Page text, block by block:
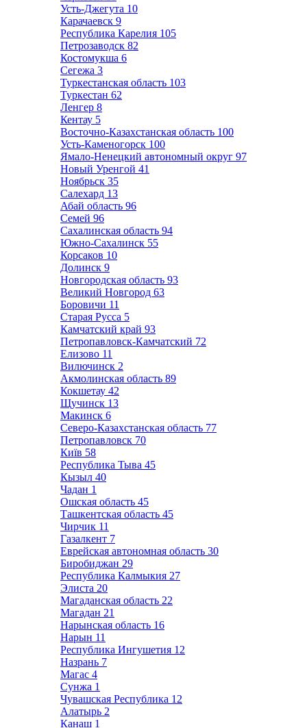
Усть-Джегута 10
Карачаевск 9
Республика Карелия 105
Петрозаводск 82
Костомукша 6
Сегежа 3
Туркестанская область 103
Туркестан 62
Ленгер 8
Кентау 5
Восточно-Казахстанская область 100
Усть-Каменогорск 100
Ямало-Ненецкий автономный округ 97
Новый Уренгой 41
Ноябрьск 35
Салехард 13
Абай область 96
Семей 96
Сахалинская область 94
Южно-Сахалинск 55
Корсаков 10
Долинск 9
Новгородская область 93
Великий Новгород 63
Боровичи 11
Старая Русса 5
Камчатский край 93
Петропавловск-Камчатский 72
Елизово 11
Вилючинск 2
Акмолинская область 89
Кокшетау 42
Щучинск 13
Макинск 6
Северо-Казахстанская область 77
Петропавловск 70
Київ 58
Республика Тыва 45
Кызыл 40
Чадан 1
Ошская область 45
Ташкентская область 45
Чирчик 11
Газалкент 7
Еврейская автономная область 30
Биробиджан 29
Республика Калмыкия 27
Элиста 20
Магаданская область 22
Магадан 21
Нарынская область 16
Нарын 11
Республика Ингушетия 12
Назрань 7
Магас 4
Сунжа 1
Чувашская Республика 12
Алатырь 2
Канаш 1